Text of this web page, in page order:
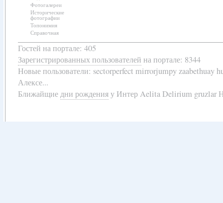
Фотогалереи
Исторические
фотографии
Топонимия
Справочная
Гостей на портале: 405
Зарегистрированных пользователей на портале: 8344
Новые пользователи: sectorperfect mirrorjumpy zaabethuay
Алексе...
Ближайщиедни рожденияу Интер Aelita Delirium gruzlar